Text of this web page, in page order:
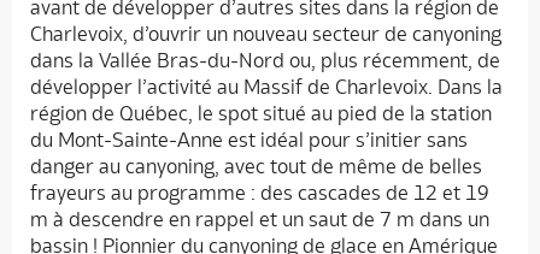
avant de développer d’autres sites dans la région de
Charlevoix, d’ouvrir un nouveau secteur de canyoning
dans la Vallée Bras-du-Nord ou, plus récemment, de
développer l’activité au Massif de Charlevoix. Dans la
région de Québec, le spot situé au pied de la station
du Mont-Sainte-Anne est idéal pour s’initier sans
danger au canyoning, avec tout de même de belles
frayeurs au programme : des cascades de 12 et 19
m à descendre en rappel et un saut de 7 m dans un
bassin ! Pionnier du canyoning de glace en Amérique